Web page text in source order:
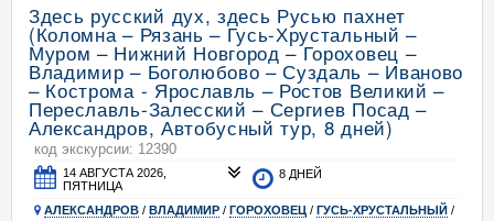
Здесь русский дух, здесь Русью пахнет
(Коломна – Рязань – Гусь-Хрустальный –
Муром – Нижний Новгород – Гороховец –
Владимир – Боголюбово – Суздаль – Иваново
– Кострома - Ярославль – Ростов Великий –
Переславль-Залесский – Сергиев Посад –
Александров, Автобусный тур, 8 дней)
код экскурсии: 12390
14 АВГУСТА 2026,
ПЯТНИЦА
8 ДНЕЙ
АЛЕКСАНДРОВ / ВЛАДИМИР / ГОРОХОВЕЦ / ГУСЬ-ХРУСТАЛЬНЫЙ /